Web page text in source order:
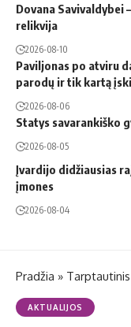
Dovana Savivaldybei
relikvija
2026-08-10
Paviljonas po atviru
parodų ir tik kartą
2026-08-06
Statys savarankiško
2026-08-05
Įvardijo didžiausias
įmones
2026-08-04
Pradžia »
AKTUALIJOS